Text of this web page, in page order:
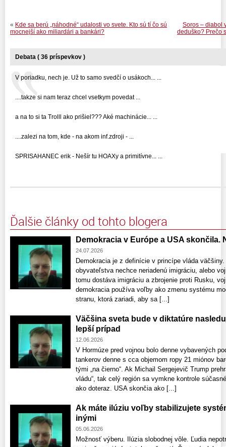
Soros – diabol
deduško? Prečo
« Kde sa berú „náhodné“ udalosti vo svete. Kto sú tí čo sú
mocnejší ako miliardári a bankári?
Debata ( 36 príspevkov )
V poriadku, nech je. Už to samo svedčí o usákoch... ...
....takze si nam teraz chcel vsetkym povedat ...
a na to si ta Trolll ako prišiel??? Aké machinácie... ...
....zalezi na tom, kde - na akom inf.zdroji - ...
SPRISAHANEC erik - Nešír tu HOAXy a primitívne... ...
Ďalšie články od tohto blogera
Demokracia v Európe a USA skončila.
24.07.2026
Demokracia je z definície v princípe vláda
obyvateľstva nechce neriadenú imigráciu, alebo
tomu dostáva imigráciu a zbrojenie proti Rusku,
demokracia používa voľby ako zmenu systému
stranu, ktorá zariadi, aby sa [...]
Väčšina sveta bude v diktatúre
lepší prípad
12.06.2026
V Hormúze pred vojnou bolo denne vybavených
tankerov denne s cca objemom ropy 21 miónov
tými „na čierno“. Ak Michail Sergejevič Trump
vládu“, tak celý región sa vymkne kontrole
ako doteraz. USA skončia ako [...]
Ak máte ilúziu voľby stabilizujete
inými
05.06.2026
Možnosť výberu. Ilúzia slobodnej vôle. Ľudia